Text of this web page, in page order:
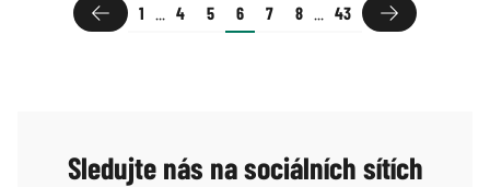
1 4 5 6 7 8 43
Sledujte nás na sociálních sítích